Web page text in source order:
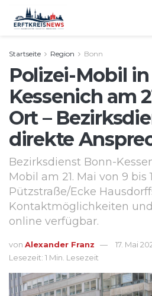
Startseite Region Bonn
Polizei-Mobil
Kessenich am
Ort –
direkte
Bezirksdienst Bonn-
Mobil am 21. Mai von 9 bis
Pützstraße/Ecke
Kontaktmöglichkeiten
online verfügbar.
von Alexander Franz
17. Mai
Lesezeit: 1 Min. Lesezeit